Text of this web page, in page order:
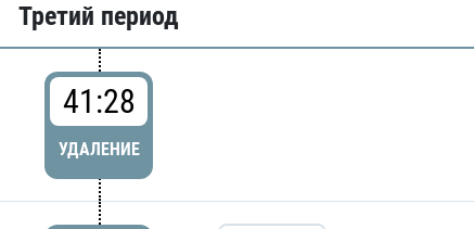
Третий период
41:28
УДАЛЕНИЕ